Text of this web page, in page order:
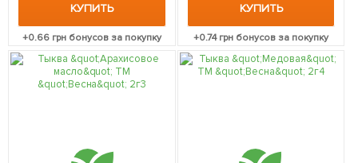
КУПИТЬ
+0.66 грн бонусов за покупку
КУПИТЬ
+0.74грн бонусов за покупку